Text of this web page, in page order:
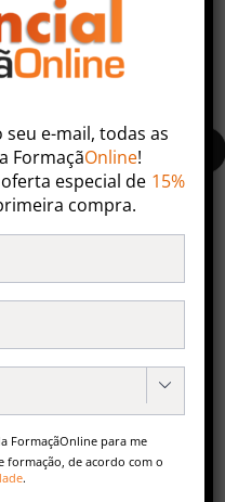
contacto com nossa
e-mail, todas as
FormaçãOnline!
especial de 15%
compra.

FormaçãOnline para me
formação, de acordo com o
.